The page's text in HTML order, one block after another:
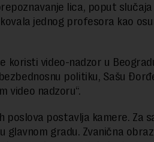
lica, poput
jednog profesora kao
koristi video-nadzor u
politiku, Sašu
video nadzoru“.
poslova postavlja kamere. Za
glavnom gradu. Zvanična